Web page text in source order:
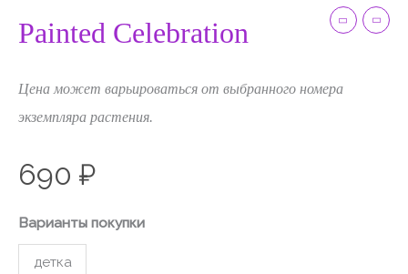
Painted Celebration
Цена может варьироваться от выбранного номера
экземпляра растения.
690 ₽
Варианты покупки
детка